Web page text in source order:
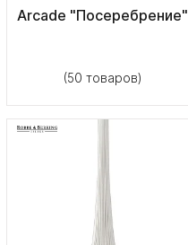
Arcade "Посеребрение"
(50 товаров)